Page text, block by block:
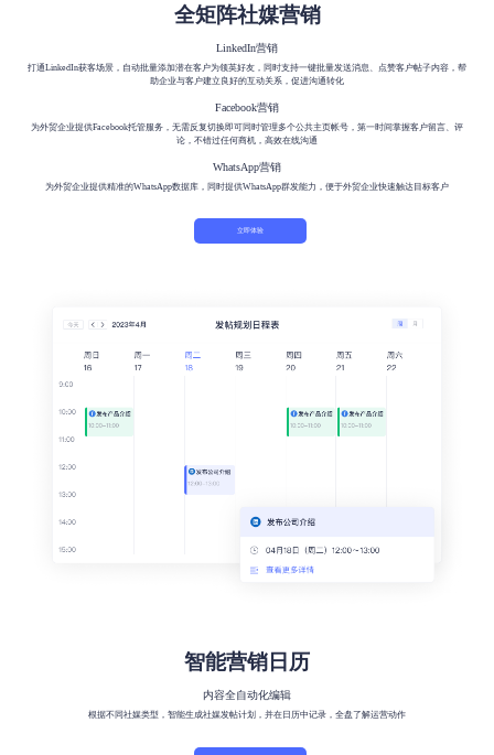
全矩阵社媒营销
LinkedIn营销
打通LinkedIn获客场景，自动批量添加潜在客户为领英好友，同时支持一键批量发送消息、点赞客户帖子内容，帮
助企业与客户建立良好的互动关系，促进沟通转化​
Facebook营销
为外贸企业提供Facebook托管服务，无需反复切换即可同时管理多个公共主页帐号，第一时间掌握客户留言、评
论，不错过任何商机，高效在线沟通
WhatsApp营销
为外贸企业提供精准的WhatsApp数据库，同时提供WhatsApp群发能力，便于外贸企业快速触达目标客户
立即体验
智能营销日历
内容全自动化编辑
根据不同社媒类型，智能生成社媒发帖计划，并在日历中记录，全盘了解运营动作